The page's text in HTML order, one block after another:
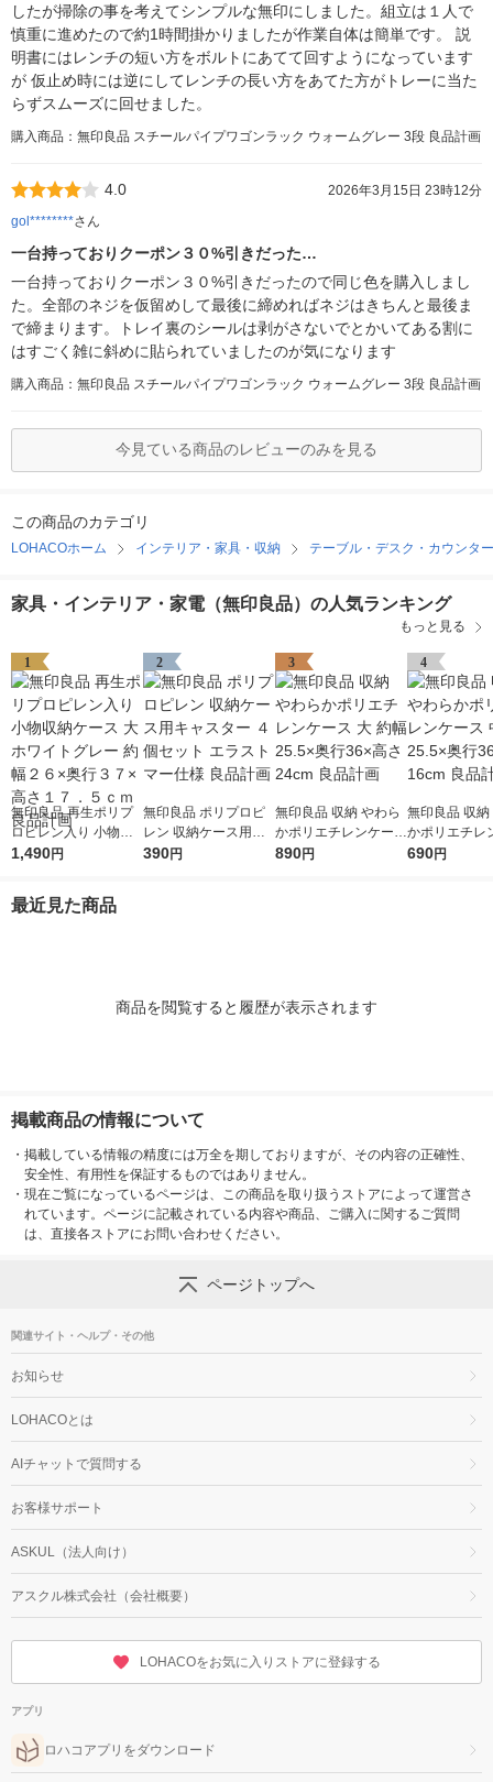
したが掃除の事を考えてシンプルな無印にしました。組立は１人で
慎重に進めたので約1時間掛かりましたが作業自体は簡単です。 説
明書にはレンチの短い方をボルトにあてて回すようになっています
が 仮止め時には逆にしてレンチの長い方をあてた方がトレーに当た
らずスムーズに回せました。
購入商品：無印良品 スチールパイプワゴンラック ウォームグレー 3段 良品計画
4.0
2026年3月15日 23時12分
gol********さん
一台持っておりクーポン３０%引きだった…
一台持っておりクーポン３０%引きだったので同じ色を購入しまし
た。全部のネジを仮留めして最後に締めればネジはきちんと最後ま
で締まります。トレイ裏のシールは剥がさないでとかいてある割に
はすごく雑に斜めに貼られていましたのが気になります
購入商品：無印良品 スチールパイプワゴンラック ウォームグレー 3段 良品計画
今見ている商品のレビューのみを見る
この商品のカテゴリ
LOHACOホーム インテリア・家具・収納 テーブル・デスク・カウンター
家具・インテリア・家電（無印良品）の人気ランキング
もっと見る
1
無印良品 再生ポリプ
ロピレン入り 小物収
納ケース 大 ホワイト
ｍ 良品計画
1,490円
2
無印良品 ポリプロピ
レン 収納ケース用キ
ャスター ４個セット
390円
3
無印良品 収納 やわら
かポリエチレンケース
大 約幅25.5×奥行36×
890円
4
無印良品 収納
かポリエチレ
中 約幅25.5×
690円
最近見た商品
商品を閲覧すると履歴が表示されます
掲載商品の情報について
・ 掲載している情報の精度には万全を期しておりますが、その内容の正確性、
安全性、有用性を保証するものではありません。
・ 現在ご覧になっているページは、この商品を取り扱うストアによって運営さ
れています。ページに記載されている内容や商品、ご購入に関するご質問
は、直接各ストアにお問い合わせください。
ページトップへ
関連サイト・ヘルプ・その他
お知らせ
LOHACOとは
AIチャットで質問する
お客様サポート
ASKUL（法人向け）
アスクル株式会社（会社概要）
LOHACOをお気に入りストアに登録する
アプリ
ロハコアプリをダウンロード